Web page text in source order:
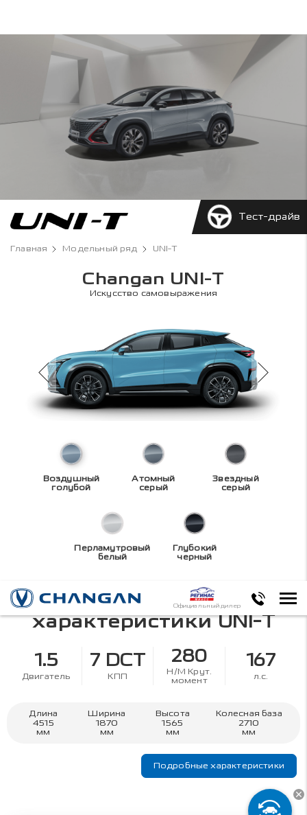
Официальный дилер
Тест-драйв
Главная Модельный ряд UNI-T
Changan UNI-T
Искусство самовыражения
Воздушный
голубой
Атомный
серый
Звездный
серый
Перламутровый
белый
Глубокий
черный
Технические
характеристикиUNI-T
1.5
Двигатель
7 DCT
КПП
280
Н/М Крут.
момент
167
л.с.
Длина
4515
мм
Ширина
1870
мм
Высота
1565
мм
Колесная база
2710
мм
Подробные характеристики